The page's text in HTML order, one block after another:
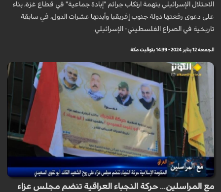
الاحتلال الإسرائيلي بتهمة ارتكاب جرائم "إبادة جماعية" في قطاع غزة، بناء
على دعوى رفعتها دولة جنوب إفريقيا وأيدتها عشرات الدول، في سابقة
تاريخية في الصراع الفلسطيني- الإسرائيلي.
الجمعة 12 يناير 2024 - 14:39 بتوقيت مكة
مع المراسلين... حركة النجباء العراقية تنضم مجلس عزاء